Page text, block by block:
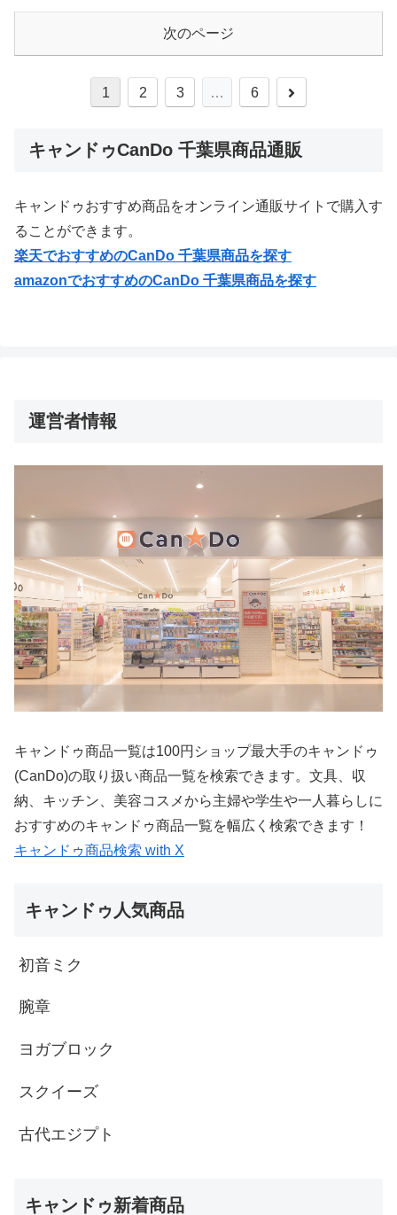
次のページ
1 2 3 … 6
次
キャンドゥCanDo 千葉県商品通販
キャンドゥおすすめ商品をオンライン通販サイトで購入す
ることができます。
楽天でおすすめのCanDo 千葉県商品を探す
amazonでおすすめのCanDo 千葉県商品を探す
運営者情報
キャンドゥ商品一覧は100円ショップ最大手のキャンドゥ
(CanDo)の取り扱い商品一覧を検索できます。文具、収
納、キッチン、美容コスメから主婦や学生や一人暮らしに
おすすめのキャンドゥ商品一覧を幅広く検索できます！
キャンドゥ商品検索 with X
キャンドゥ人気商品
初音ミク
腕章
ヨガブロック
スクイーズ
古代エジプト
キャンドゥ新着商品